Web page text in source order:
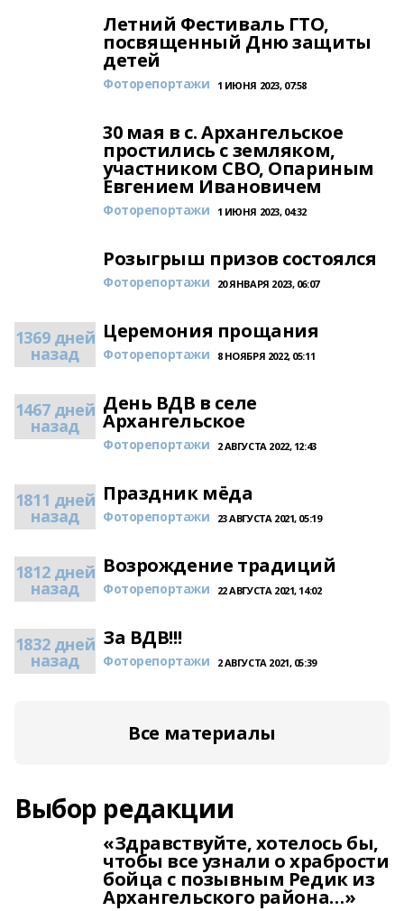
Летний Фестиваль ГТО,
посвященный Дню защиты
детей
Фоторепортажи 1 ИЮНЯ 2023, 07:58
30 мая в с. Архангельское
простились с земляком,
участником СВО, Опариным
Евгением Ивановичем
Фоторепортажи 1 ИЮНЯ 2023, 04:32
Розыгрыш призов состоялся
Фоторепортажи 20 ЯНВАРЯ 2023, 06:07
1369 дней
назад
Церемония прощания
Фоторепортажи 8 НОЯБРЯ 2022, 05:11
1467 дней
назад
День ВДВ в селе
Архангельское
Фоторепортажи 2 АВГУСТА 2022, 12:43
1811 дней
назад
Праздник мёда
Фоторепортажи 23 АВГУСТА 2021, 05:19
1812 дней
назад
Возрождение традиций
Фоторепортажи 22 АВГУСТА 2021, 14:02
1832 дней
назад
За ВДВ!!!
Фоторепортажи 2 АВГУСТА 2021, 05:39
Все материалы
Выбор редакции
«Здравствуйте, хотелось бы,
чтобы все узнали о храбрости
бойца с позывным Редик из
Архангельского района…»